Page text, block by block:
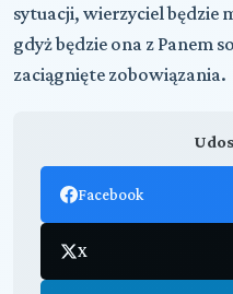
sytuacji, wierzyciel będzie
gdyż będzie ona z Panem
zaciągnięte zobowiązania.
Facebook
X